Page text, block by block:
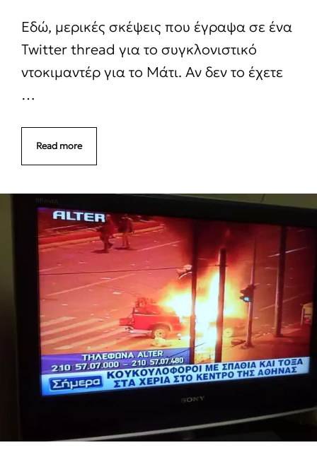
Εδώ, μερικές σκέψεις που έγραψα σε ένα
Twitter thread για το συγκλονιστικό
ντοκιμαντέρ για το Μάτι. Αν δεν το έχετε
…
Read more